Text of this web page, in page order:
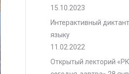
15.10.2023
Интерактивный
языку
11.02.2022
Открытый лекторий